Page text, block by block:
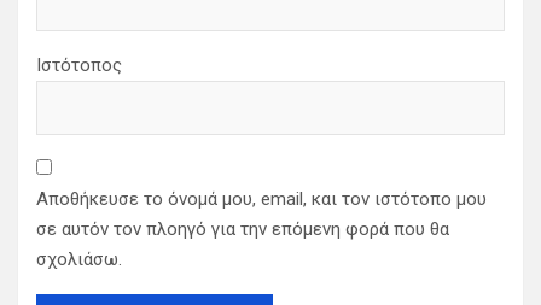
Ιστότοπος
Αποθήκευσε το όνομά μου, email, και τον ιστότοπο μου
σε αυτόν τον πλοηγό για την επόμενη φορά που θα
σχολιάσω.